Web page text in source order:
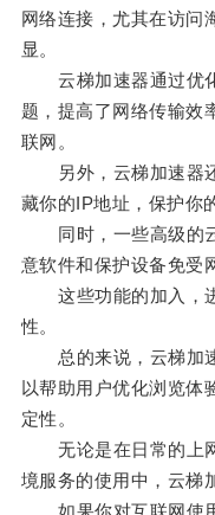
网络连接，尤其在访问
显。
云梯加速器通过优化
题，提高了网络传输效
联网。
另外，云梯加速器还
藏你的IP地址，保护你
同时，一些高级的云
意软件和保护设备免受
这些功能的加入，进
性。
总的来说，云梯加速
以帮助用户优化浏览体
定性。
无论是在日常的上网
境服务的使用中，云梯